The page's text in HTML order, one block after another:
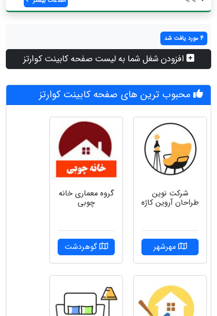
4 مورد یافت شد
افزودن شغل شما به لیست صفحه کابینت کوارتز
محبوب ترین های صفحه کابینت کوارتز
شرکت نوین
طراحان آروین کاژه
مهرشهر
گروه‌ معماری خانه
چوبی
گوهردشت